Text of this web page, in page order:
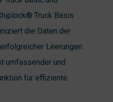
Truck Basis
die Daten der
Leerungen.
umfassender und
für effiziente